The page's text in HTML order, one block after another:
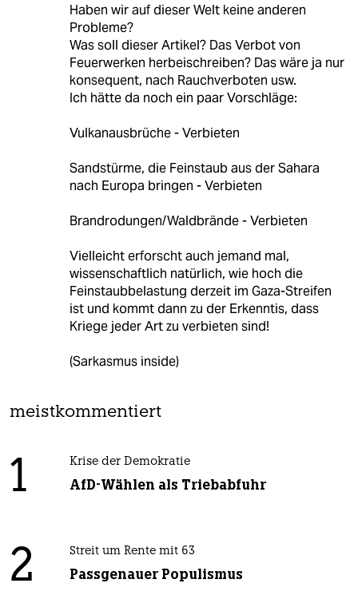
Haben wir auf dieser Welt keine anderen
Probleme?
Was soll dieser Artikel? Das Verbot von
Feuerwerken herbeischreiben? Das wäre ja nur
konsequent, nach Rauchverboten usw.
Ich hätte da noch ein paar Vorschläge:
Vulkanausbrüche - Verbieten
Sandstürme, die Feinstaub aus der Sahara
nach Europa bringen - Verbieten
Brandrodungen/Waldbrände - Verbieten
Vielleicht erforscht auch jemand mal,
wissenschaftlich natürlich, wie hoch die
Feinstaubbelastung derzeit im Gaza-Streifen
ist und kommt dann zu der Erkenntis, dass
Kriege jeder Art zu verbieten sind!
(Sarkasmus inside)
meistkommentiert
1 Krise der Demokratie
AfD-Wählen als Triebabfuhr
2 Streit um Rente mit 63
Passgenauer Populismus